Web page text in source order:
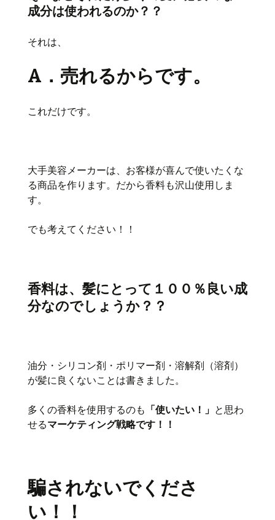
成分は使われるのか？？
それは、
A．売れるからです。
これだけです。
大手美容メーカーは、お客様が喜んで使いたくな
る商品を作ります。だから香料も沢山使用しま
す。
でも考えてください！！
香料は、髪にとって１００％良い成
分なのでしょうか？？
油分・シリコン剤・ポリマー剤・溶解剤（溶剤）
が髪に良くないことは書きました。
多くの香料を使用するのも 「使いたい！」 と思わ
せるマーケティング戦略です！！
騙されないでくださ
い！！